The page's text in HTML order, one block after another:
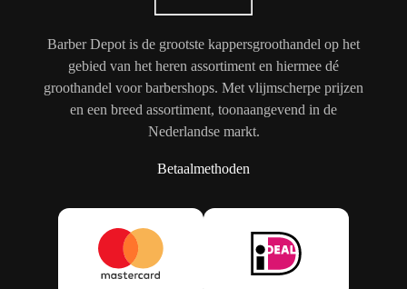
Barber Depot is de grootste kappersgroothandel op het
gebied van het heren assortiment en hiermee dé
groothandel voor barbershops. Met vlijmscherpe prijzen
en een breed assortiment, toonaangevend in de
Nederlandse markt.
Betaalmethoden